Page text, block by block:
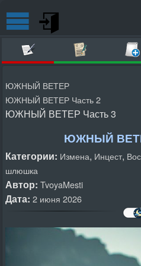
ЮЖНЫЙ ВЕТЕР
ЮЖНЫЙ ВЕТЕР Часть 2
ЮЖНЫЙ ВЕТЕР Часть 3
ЮЖНЫЙ
Категории: Измена, Инцест,
шлюшка
Автор: TvoyaMesti
Дата: 2 июня 2026